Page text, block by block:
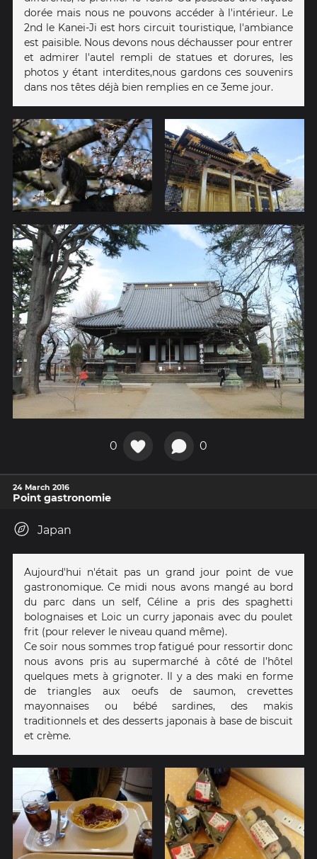
dorée mais nous ne pouvons accéder à l'intérieur. Le
2nd le Kanei-Ji est hors circuit touristique, l'ambiance
est paisible. Nous devons nous déchausser pour entrer
et admirer l'autel rempli de statues et dorures, les
photos y étant interdites,nous gardons ces souvenirs
dans nos têtes déjà bien remplies en ce 3eme jour.
0 0
24 March 2016
Point gastronomie
Japan
Aujourd'hui n'était pas un grand jour point de vue
gastronomique. Ce midi nous avons mangé au bord
du parc dans un self, Céline a pris des spaghetti
bolognaises et Loic un curry japonais avec du poulet
frit (pour relever le niveau quand même).
Ce soir nous sommes trop fatigué pour ressortir donc
nous avons pris au supermarché à côté de l’hôtel
quelques mets à grignoter. Il y a des maki en forme
de triangles aux oeufs de saumon, crevettes
mayonnaises ou bébé sardines, des makis
traditionnels et des desserts japonais à base de biscuit
et crème.